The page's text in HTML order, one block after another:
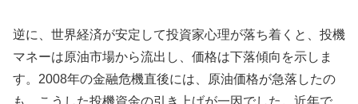
逆に、世界経済が安定して投資家心理が落ち着くと、投機
マネーは原油市場から流出し、価格は下落傾向を示しま
す。2008年の金融危機直後には、原油価格が急落したの
も、こうした投機資金の引き上げが一因でした。近年で